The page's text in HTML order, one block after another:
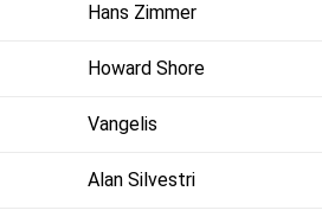
Hans Zimmer
Howard Shore
Vangelis
Alan Silvestri